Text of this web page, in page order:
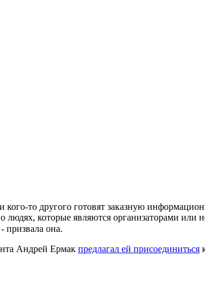
кого-то другого готовят заказную
которые являются организаторами
призвала она.
Андрей Ермак предлагал ей присоединиться